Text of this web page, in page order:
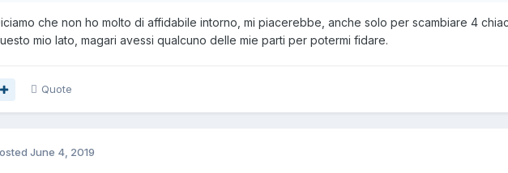
che non ho molto di affidabile intorno, mi piacerebbe, anche solo per scambiare 4
mio lato, magari avessi qualcuno delle mie parti per potermi fidare.
Quote
June 4, 2019